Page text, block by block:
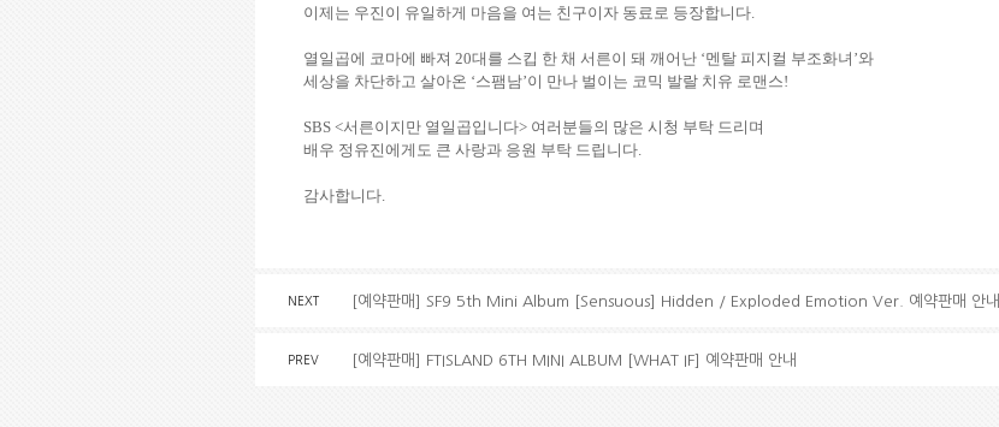
이제는 우진이 유일하게 마음을 여는 친구이자 동료로 등장합니다.
열일곱에 코마에 빠져 20대를 스킵 한 채 서른이 돼 깨어난 ‘멘탈 피지컬 부조화녀 ’와
세상을 차단하고 살아온 ‘스팸남’이 만나 벌이는 코믹 발랄 치유 로맨스!
SBS <서른이지만 열일곱입니다> 여러분들의 많은 시청 부탁 드리며
배우 정유진에게도 큰 사랑과 응원 부탁 드립니다.
감사합니다.
NEXT [예약판매] SF9 5th Mini Album [Sensuous] Hidden / Exploded Emotion Ver. 예약판매 안내
PREV [예약판매] FTISLAND 6TH MINI ALBUM [WHAT IF] 예약판매 안내